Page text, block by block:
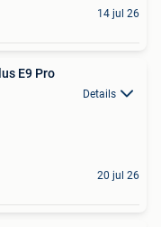
14 jul 26
E9 Pro
Details
20 jul 26